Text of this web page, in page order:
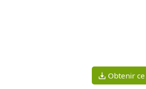
Obtenir